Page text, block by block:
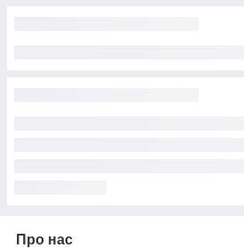
Про нас